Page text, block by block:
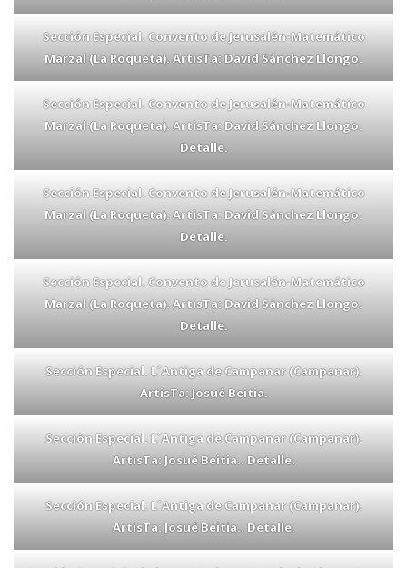
Sección Especial. Convento de Jerusalén-Matemático
Marzal (La Roqueta). ArtisTa: David Sánchez Llongo.
Sección Especial. Convento de Jerusalén-Matemático
Marzal (La Roqueta). ArtisTa: David Sánchez Llongo.
Detalle.
Sección Especial. Convento de Jerusalén-Matemático
Marzal (La Roqueta). ArtisTa: David Sánchez Llongo.
Detalle.
Sección Especial. Convento de Jerusalén-Matemático
Marzal (La Roqueta). ArtisTa: David Sánchez Llongo.
Detalle.
Sección Especial. L´Antiga de Campanar (Campanar).
ArtisTa: Josué Beitia.
Sección Especial. L´Antiga de Campanar (Campanar).
ArtisTa: Josué Beitia.. Detalle.
Sección Especial. L´Antiga de Campanar (Campanar).
ArtisTa: Josué Beitia.. Detalle.